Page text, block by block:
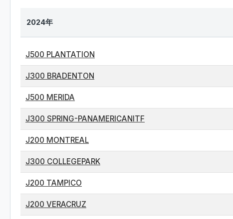
2024年
J500 PLANTATION
J300 BRADENTON
J500 MERIDA
J300 SPRING-PANAMERICANITF
J200 MONTREAL
J300 COLLEGEPARK
J200 TAMPICO
J200 VERACRUZ